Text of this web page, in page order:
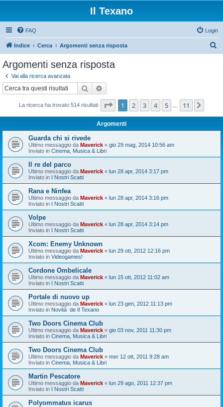
Il Texano
FAQ Login
Indice Cerca Argomenti senza risposta
Argomenti senza risposta
Vai alla ricerca avanzata
Cerca
La ricerca ha trovato 514 risultati Pagina di 11
1 2 3 4 5 11
Argomenti
Guarda chi si rivede
Ultimo messaggio da Maverick « gio 29 mag, 2014 10:56 am
Inviato in Cinema, Musica & Libri
Il re del parco
Ultimo messaggio da Maverick « lun 28 apr, 2014 3:17 pm
Inviato in I Nostri Scatti
Rana e Ninfea
Ultimo messaggio da Maverick « lun 28 apr, 2014 3:16 pm
Inviato in I Nostri Scatti
Volpe
Ultimo messaggio da Maverick « lun 28 apr, 2014 3:14 pm
Inviato in I Nostri Scatti
Xcom: Enemy Unknown
Ultimo messaggio da Maverick « lun 29 ott, 2012 12:16 pm
Inviato in Videogames!
Cordone Ombelicale
Ultimo messaggio da Maverick « lun 15 ott, 2012 11:02 am
Inviato in I Nostri Scatti
Portale di nuovo up
Ultimo messaggio da Maverick « lun 23 gen, 2012 11:13 pm
Inviato in Novità de Il Texano
Two Doors Cinema Club
Ultimo messaggio da Maverick « gio 03 nov, 2011 11:30 pm
Inviato in Cinema, Musica & Libri
Two Doors Cinema Club
Ultimo messaggio da Maverick « mer 12 ott, 2011 9:28 am
Inviato in Cinema, Musica & Libri
Martin Pescatore
Ultimo messaggio da Maverick « lun 29 ago, 2011 12:37 pm
Inviato in I Nostri Scatti
Polyommatus icarus